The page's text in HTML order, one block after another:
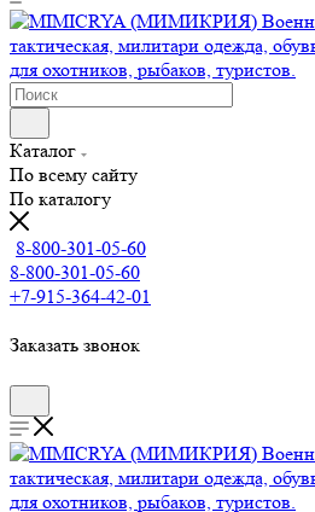
Каталог
По всему сайту
По каталогу
8-800-301-05-60
8-800-301-05-60
+7-915-364-42-01
Заказать звонок